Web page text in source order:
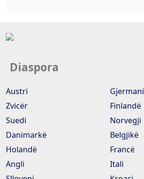
Diaspora
Austri
Gjermani
Zvicër
Finlandë
Suedi
Norvegji
Danimarkë
Belgjikë
Holandë
Francë
Angli
Itali